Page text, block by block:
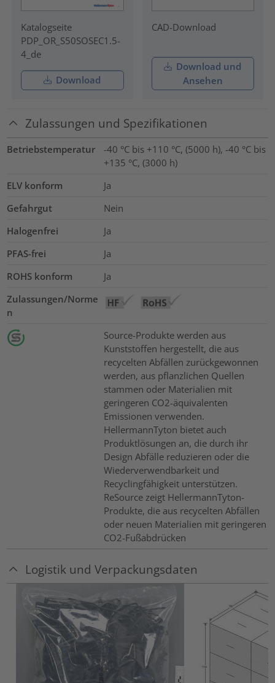
Katalogseite
PDP_OR_S50SOSEC1.5-
4_de
Download
CAD-Download
Download und
Ansehen
Zulassungen und Spezifikationen
Betriebstemperatur
-40 °C bis +110 °C, (5000 h), -40 °C bis
+135 °C, (3000 h)
ELV konform
Ja
Gefahrgut
Nein
Halogenfrei
Ja
PFAS-frei
Ja
ROHS konform
Ja
Zulassungen/Norme
n
Source-Produkte werden aus
Kunststoffen hergestellt, die aus
recycelten Abfällen zurückgewonnen
werden, aus pflanzlichen Quellen
stammen oder Materialien mit
geringeren CO2-äquivalenten
Emissionen verwenden.
HellermannTyton bietet auch
Produktlösungen an, die durch ihr
Design Abfälle reduzieren oder die
Wiederverwendbarkeit und
Recyclingfähigkeit unterstützen.
ReSource zeigt HellermannTyton-
Produkte, die aus recycelten Abfällen
oder neuen Materialien mit geringeren
CO2-Fußabdrücken
Logistik und Verpackungsdaten